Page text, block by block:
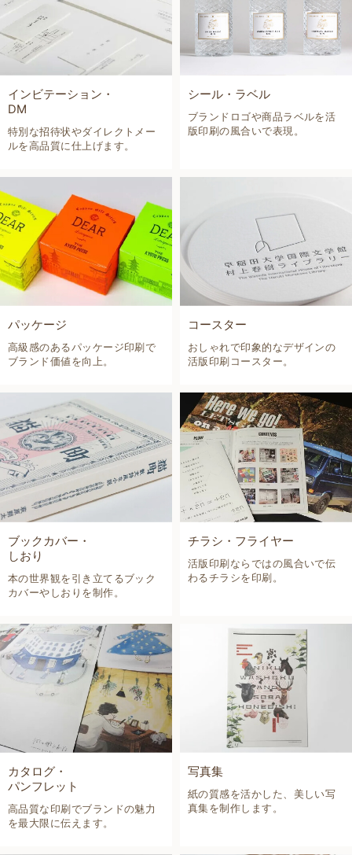
インビテーション・
DM
特別な招待状やダイレクトメー
ルを高品質に仕上げます。
シール・ラベル
ブランドロゴや商品ラベルを活
版印刷の風合いで表現。
パッケージ
高級感のあるパッケージ印刷で
ブランド価値を向上。
コースター
おしゃれで印象的なデザインの
活版印刷コースター。
ブックカバー・
しおり
本の世界観を引き立てるブック
カバーやしおりを制作。
チラシ・フライヤー
活版印刷ならではの風合いで伝
わるチラシを印刷。
カタログ・
パンフレット
高品質な印刷でブランドの魅力
を最大限に伝えます。
写真集
紙の質感を活かした、美しい写
真集を制作します。